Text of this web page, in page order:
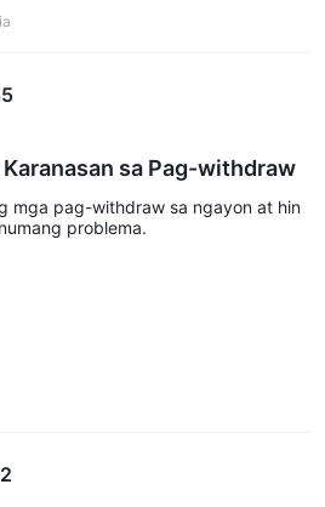
Karanasan sa Pag-withdraw
mga pag-withdraw sa ngayon at hin
problema.